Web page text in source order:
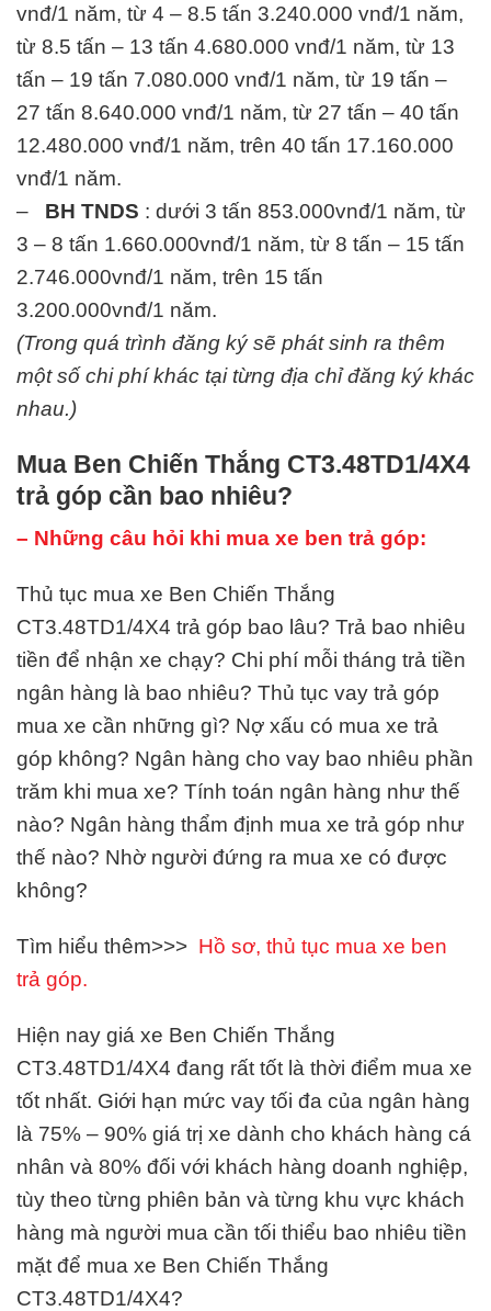
vnđ/1 năm, từ 4 – 8.5 tấn 3.240.000 vnđ/1 năm,
từ 8.5 tấn – 13 tấn 4.680.000 vnđ/1 năm, từ 13
tấn – 19 tấn 7.080.000 vnđ/1 năm, từ 19 tấn –
27 tấn 8.640.000 vnđ/1 năm, từ 27 tấn – 40 tấn
12.480.000 vnđ/1 năm, trên 40 tấn 17.160.000
vnđ/1 năm.
– BH TNDS : dưới 3 tấn 853.000vnđ/1 năm, từ
3 – 8 tấn 1.660.000vnđ/1 năm, từ 8 tấn – 15 tấn
2.746.000vnđ/1 năm, trên 15 tấn
3.200.000vnđ/1 năm.
(Trong quá trình đăng ký sẽ phát sinh ra thêm
một số chi phí khác tại từng địa chỉ đăng ký khác
nhau.)
Mua Ben Chiến Thắng CT3.48TD1/4X4
trả góp cần bao nhiêu?
– Những câu hỏi khi mua xe ben trả góp:
Thủ tục mua xe Ben Chiến Thắng
CT3.48TD1/4X4 trả góp bao lâu? Trả bao nhiêu
tiền để nhận xe chạy? Chi phí mỗi tháng trả tiền
ngân hàng là bao nhiêu? Thủ tục vay trả góp
mua xe cần những gì? Nợ xấu có mua xe trả
góp không? Ngân hàng cho vay bao nhiêu phần
trăm khi mua xe? Tính toán ngân hàng như thế
nào? Ngân hàng thẩm định mua xe trả góp như
thế nào? Nhờ người đứng ra mua xe có được
không?
Tìm hiểu thêm>>> Hồ sơ, thủ tục mua xe ben
trả góp.
Hiện nay giá xe Ben Chiến Thắng
CT3.48TD1/4X4 đang rất tốt là thời điểm mua xe
tốt nhất. Giới hạn mức vay tối đa của ngân hàng
là 75% – 90% giá trị xe dành cho khách hàng cá
nhân và 80% đối với khách hàng doanh nghiệp,
tùy theo từng phiên bản và từng khu vực khách
hàng mà người mua cần tối thiểu bao nhiêu tiền
mặt để mua xe Ben Chiến Thắng
CT3.48TD1/4X4?